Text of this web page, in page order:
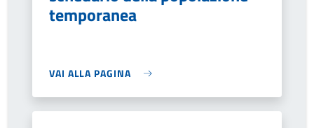
temporanea
VAI ALLA PAGINA